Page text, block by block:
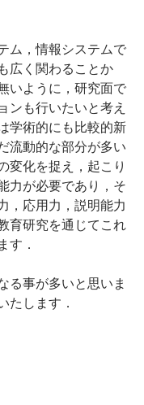
ム，情報システムで
広く関わることか
いように，研究面で
ンも行いたいと考え
学術的にも比較的新
流動的な部分が多い
変化を捉え，起こり
力が必要であり，そ
，応用力，説明能力
育研究を通じてこれ
す．
る事が多いと思いま
たします．